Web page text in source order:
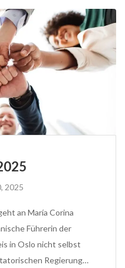
2025
an María Corina
Führerin der
in Oslo nicht selbst
Regierung…